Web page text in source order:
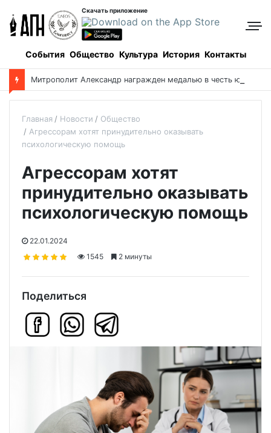
Скачать приложение
События Общество Культура История Контакты
Главная Новости
Общество
Агрессорам хотят принудительно оказывать
психологическую помощь
Агрессорам хотят
принудительно оказывать
психологическую помощь
22.01.2024
1545
2 минуты
Поделиться